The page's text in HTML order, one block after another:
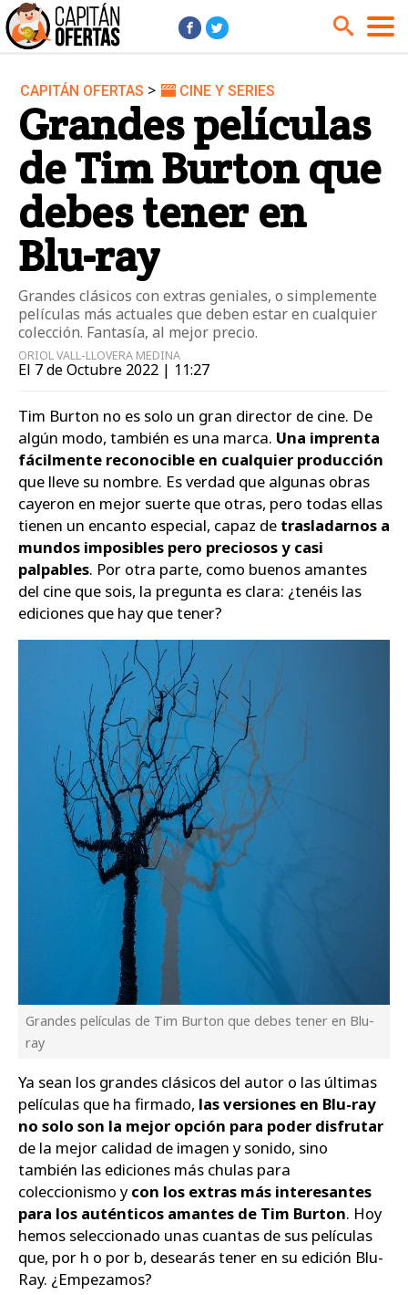
Audio y Música
Cámaras
Cine y Series
Coches
Deportes
Financiero
Hogar
Hoteles
Jardín
Juguetes
Libros
Móviles
Niños
Tecnología
Videojuegos
Vuelos
Zapatos
CAPITÁN OFERTAS > CINE Y SERIES
Grandes películas
de Tim Burton que
debes tener en
Blu-ray
Grandes clásicos con extras geniales, o simplemente
películas más actuales que deben estar en cualquier
colección. Fantasía, al mejor precio.
ORIOL VALL-LLOVERA MEDINA
El 7 de Octubre 2022 | 11:27
Tim Burton no es solo un gran director de cine. De
algún modo, también es una marca. Una imprenta
fácilmente reconocible en cualquier producción
que lleve su nombre. Es verdad que algunas obras
cayeron en mejor suerte que otras, pero todas ellas
tienen un encanto especial, capaz de trasladarnos a
mundos imposibles pero preciosos y casi
palpables. Por otra parte, como buenos amantes
del cine que sois, la pregunta es clara: ¿tenéis las
ediciones que hay que tener?
Grandes películas de Tim Burton que debes tener en Blu-
ray
Ya sean los grandes clásicos del autor o las últimas
películas que ha firmado, las versiones en Blu-ray
no solo son la mejor opción para poder disfrutar
de la mejor calidad de imagen y sonido, sino
también las ediciones más chulas para
coleccionismo ycon los extras más interesantes
para los auténticos amantes de Tim Burton. Hoy
hemos seleccionado unas cuantas de sus películas
que, por h o por b, desearás tener en su edición Blu-
Ray. ¿Empezamos?